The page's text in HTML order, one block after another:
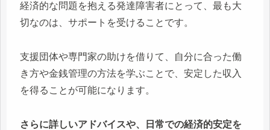
経済的な問題を抱える発達障害者にとって、最も大
切なのは、サポートを受けることです。
支援団体や専門家の助けを借りて、自分に合った働
き方や金銭管理の方法を学ぶことで、安定した収入
を得ることが可能になります。
さらに詳しいアドバイスや、日常での経済的安定を